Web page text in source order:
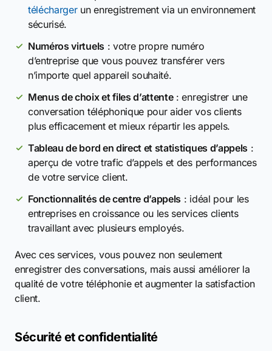
téléchargerun enregistrement via un environnement
sécurisé.
Numéros virtuels : votre propre numéro
d’entreprise que vous pouvez transférer vers
n’importe quel appareil souhaité.
Menus de choix et files d’attente: enregistrer une
conversation téléphonique pour aider vos clients
plus efficacement et mieux répartir les appels.
Tableau de bord en direct et statistiques d’appels :
aperçu de votre trafic d’appels et des performances
de votre service client.
Fonctionnalités de centre d’appels : idéal pour les
entreprises en croissance ou les services clients
travaillant avec plusieurs employés.
Avec ces services, vous pouvez non seulement
enregistrer des conversations, mais aussi améliorer la
qualité de votre téléphonie et augmenter la satisfaction
client.
Sécurité et confidentialité